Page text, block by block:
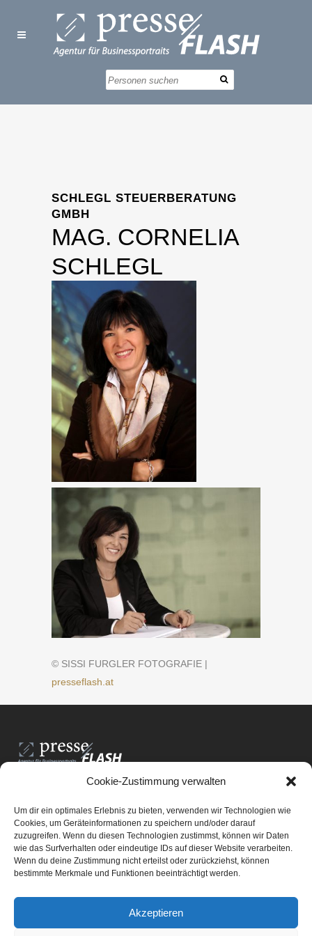
Cookie-Zustimmung verwalten
Um dir ein optimales Erlebnis zu bieten, verwenden wir Technologien wie
Cookies, um Geräteinformationen zu speichern und/oder darauf
zuzugreifen. Wenn du diesen Technologien zustimmst, können wir Daten
wie das Surfverhalten oder eindeutige IDs auf dieser Website verarbeiten.
Wenn du deine Zustimmung nicht erteilst oder zurückziehst, können
bestimmte Merkmale und Funktionen beeinträchtigt werden.
Akzeptieren
SCHLEGL STEUERBERATUNG
GMBH
MAG. CORNELIA
SCHLEGL
© SISSI FURGLER FOTOGRAFIE |
presseflash.at
PresseFlash e.U.
8061 St. Radegund bei Graz
E-Mail-Adresse:office@presseflash.at
UID-Nr. ATU 69512805